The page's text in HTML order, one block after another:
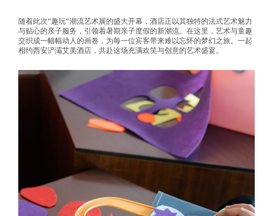
随着此次“趣玩”潮流艺术展的盛大开幕，酒店正以其独特的法式艺术魅力
与贴心的亲子服务，引领着暑期亲子度假的新潮流。在这里，艺术与童趣
交织成一幅幅动人的画卷，为每一位宾客带来难以忘怀的梦幻之旅。一起
相约西安浐灞艾美酒店，共赴这场充满欢笑与创意的艺术盛宴。